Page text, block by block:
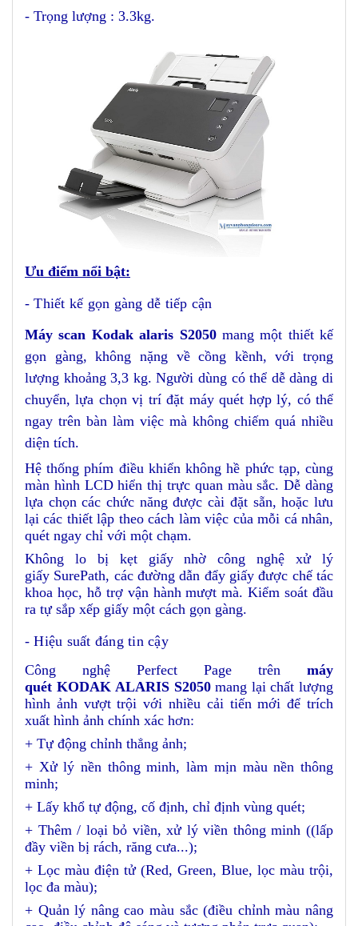
- Trọng lượng : 3.3kg.
Ưu điểm nổi bật:
- Thiết kế gọn gàng dễ tiếp cận
Máy scan Kodak alaris S2050mang một thiết kế
gọn gàng, không nặng về cồng kềnh, với trọng
lượng khoảng 3,3 kg. Người dùng có thể dễ dàng di
chuyển, lựa chọn vị trí đặt máy quét hợp lý, có thể
ngay trên bàn làm việc mà không chiếm quá nhiều
diện tích.
Hệ thống phím điều khiển không hề phức tạp, cùng
màn hình LCD hiển thị trực quan màu sắc. Dễ dàng
lựa chọn các chức năng được cài đặt sẵn, hoặc lưu
lại các thiết lập theo cách làm việc của mỗi cá nhân,
quét ngay chỉ với một chạm.
Không lo bị kẹt giấy nhờ công nghệ xử lý
giấy SurePath, các đường dẫn đẩy giấy được chế tác
khoa học, hỗ trợ vận hành mượt mà. Kiểm soát đầu
ra tự sắp xếp giấy một cách gọn gàng.
- Hiệu suất đáng tin cậy
Công nghệ Perfect Page trên máy
quét KODAK ALARIS S2050mang lại chất lượng
hình ảnh vượt trội với nhiều cải tiến mới để trích
xuất hình ảnh chính xác hơn:
+ Tự động chỉnh thẳng ảnh;
+ Xử lý nền thông minh, làm mịn màu nền thông
minh;
+ Lấy khổ tự động, cố định, chỉ định vùng quét;
+ Thêm / loại bỏ viền, xử lý viền thông minh ((lấp
đầy viền bị rách, răng cưa...);
+ Lọc màu điện tử (Red, Green, Blue, lọc màu trội,
lọc đa màu);
+ Quản lý nâng cao màu sắc (điều chỉnh màu nâng